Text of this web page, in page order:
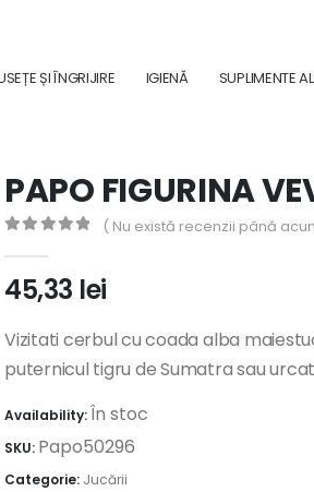
ȘI ÎNGRIJIRE IGIENĂ SUPLIMENTE
PAPO FIGURINA
( Nu există recenzii până
45,33 lei
Vizitati cerbul cu coada alba
puternicul tigru de Sumatra sau
Availability:În stoc
SKU: Papo50296
Categorie: Jucării